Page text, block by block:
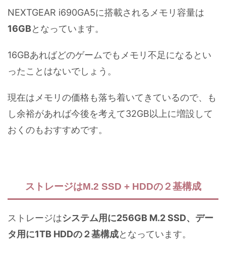
NEXTGEAR i690GA5に搭載されるメモリ容量は
16GBとなっています。
16GBあればどのゲームでもメモリ不足になるとい
ったことはないでしょう。
現在はメモリの価格も落ち着いてきているので、も
し余裕があれば今後を考えて32GB以上に増設して
おくのもおすすめです。
ストレージはM.2 SSD + HDDの２基構成
ストレージはシステム用に256GB M.2 SSD、デー
タ用に1TB HDDの２基構成となっています。